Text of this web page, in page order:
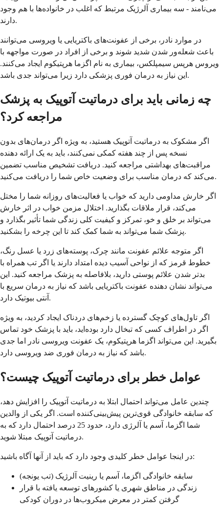
می‌نامند - سه بیماری آلرژیک مرتبط که اغلب در خانواده‌ها با هم وجود
دارند.
در موارد نادر، برخی از عفونت‌های باکتریایی یا ویروسی می‌توانند
باعث شعله‌ور شدن شدید شوند و برخی از افراد در صورت مواجهه با
ویروس هرپس سیمپلکس، بیماری به نام اگزما هرپتیکوم ایجاد می‌کنند.
این نیاز به درمان فوری پزشکی دارد زیرا می‌تواند جدی باشد.
چه زمانی باید برای درماتیت آتوپیک به پزشک
مراجعه کرد؟
اگر مشکوک به درماتیت آتوپیک هستید، به ویژه اگر درمان‌های بدون
نسخه پس از چند هفته کمکی نمی‌کنند، باید به یک ارائه دهنده
مراقبت‌های بهداشتی مراجعه کنید. دریافت تشخیص مناسب تضمین
می‌کند که درمان مناسب برای وضعیت خاص شما را دریافت می‌کنید.
اگر خارش مداومی دارید که خواب یا فعالیت‌های روزانه شما را مختل
می‌کند، قرار ملاقات بگذارید. اختلال مزمن خواب در اثر خارش
می‌تواند بر خلق و خو، تمرکز و کیفیت کلی زندگی شما تأثیر بگذارد و
پزشک شما می‌تواند به شما کمک کند تا این چرخه را بشکنید.
اگر متوجه علائم عفونت مانند چرک، پوسته‌های زرد یا عسل رنگ،
خطوط قرمز که از نواحی آسیب دیده امتداد دارند یا اگر تب همراه با
بدتر شدن علائم پوستی دارید، بلافاصله به پزشک مراجعه کنید. این
می‌تواند نشان دهنده عفونت باکتریایی باشد که نیاز به درمان سریع با
آنتی بیوتیک دارد.
اگر تاول‌های کوچک گسترده یا زخم‌های دردناک ایجاد کردید، به ویژه
اگر در اطراف کسی که تبخال دارد بوده‌اید، باید با پزشک خود تماس
بگیرید. این می‌تواند اگزما هرپتیکوم، یک عفونت ویروسی نادر اما جدی
باشد که نیاز به درمان فوری ضد ویروسی دارد.
عوامل خطر برای درماتیت آتوپیک چیست؟
چندین عامل می‌تواند احتمال ابتلا به درماتیت آتوپیک را افزایش دهد،
که سابقه خانوادگی قوی‌ترین پیش‌بینی‌کننده است. اگر یکی از والدین
شما اگزما، آسم یا آلرژی دارد، حدود 25 درصد احتمال دارد که به
درماتیت آتوپیک مبتلا شوید.
در اینجا عوامل خطر کلیدی وجود دارد که باید از آنها آگاه باشید:
سابقه خانوادگی اگزما، آسم یا رینیت آلرژیک (تب یونجه)
زندگی در مناطق شهری یا کشورهای توسعه یافته با قرار
گرفتن کمتر در معرض میکروب‌ها در دوران کودکی